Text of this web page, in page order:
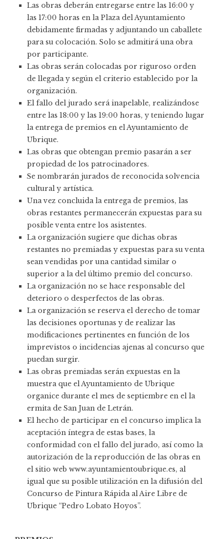
Las obras deberán entregarse entre las 16:00 y
las 17:00 horas en la Plaza del Ayuntamiento
debidamente firmadas y adjuntando un caballete
para su colocación. Solo se admitirá una obra
por participante.
Las obras serán colocadas por riguroso orden
de llegada y según el criterio establecido por la
organización.
El fallo del jurado será inapelable, realizándose
entre las 18:00 y las 19:00 horas, y teniendo lugar
la entrega de premios en el Ayuntamiento de
Ubrique.
Las obras que obtengan premio pasarán a ser
propiedad de los patrocinadores.
Se nombrarán jurados de reconocida solvencia
cultural y artística.
Una vez concluida la entrega de premios, las
obras restantes permanecerán expuestas para su
posible venta entre los asistentes.
La organización sugiere que dichas obras
restantes no premiadas y expuestas para su venta
sean vendidas por una cantidad similar o
superior a la del último premio del concurso.
La organización no se hace responsable del
deterioro o desperfectos de las obras.
La organización se reserva el derecho de tomar
las decisiones oportunas y de realizar las
modificaciones pertinentes en función de los
imprevistos o incidencias ajenas al concurso que
puedan surgir.
Las obras premiadas serán expuestas en la
muestra que el Ayuntamiento de Ubrique
organice durante el mes de septiembre en el la
ermita de San Juan de Letrán.
El hecho de participar en el concurso implica la
aceptación íntegra de estas bases, la
conformidad con el fallo del jurado, así como la
autorización de la reproducción de las obras en
el sitio web www.ayuntamientoubrique.es, al
igual que su posible utilización en la difusión del
Concurso de Pintura Rápida al Aire Libre de
Ubrique “Pedro Lobato Hoyos”.